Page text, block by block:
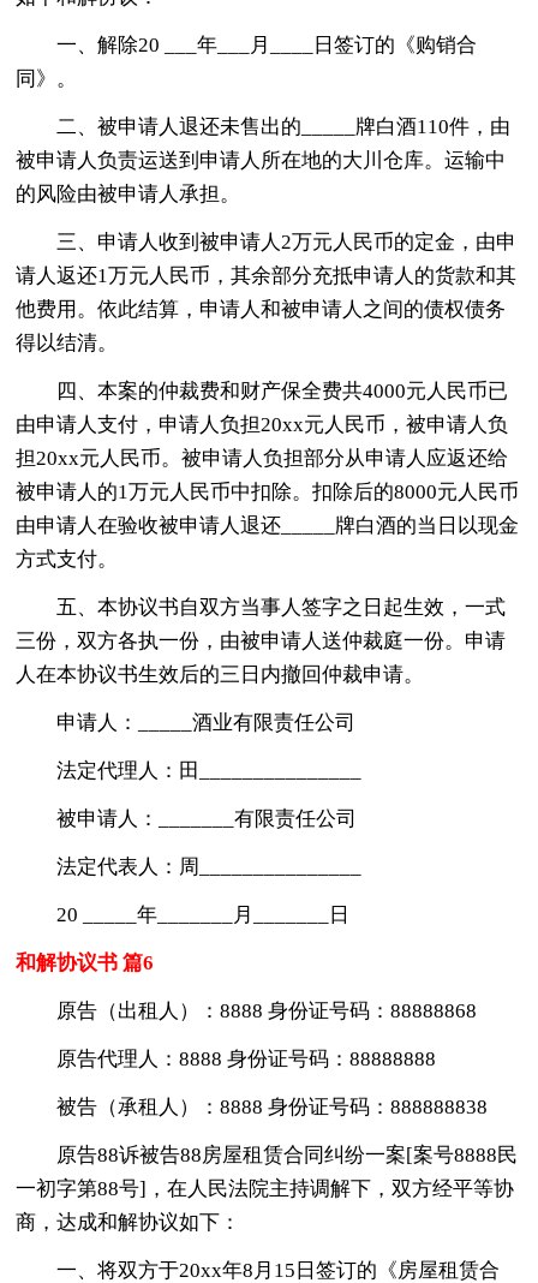
一、解除20 ___年___月____日签订的《购销合
同》。
二、被申请人退还未售出的_____牌白酒110件，由
被申请人负责运送到申请人所在地的大川仓库。运输中
的风险由被申请人承担。
三、申请人收到被申请人2万元人民币的定金，由申
请人返还1万元人民币，其余部分充抵申请人的货款和其
他费用。依此结算，申请人和被申请人之间的债权债务
得以结清。
四、本案的仲裁费和财产保全费共4000元人民币已
由申请人支付，申请人负担20xx元人民币，被申请人负
担20xx元人民币。被申请人负担部分从申请人应返还给
被申请人的1万元人民币中扣除。扣除后的8000元人民币
由申请人在验收被申请人退还_____牌白酒的当日以现金
方式支付。
五、本协议书自双方当事人签字之日起生效，一式
三份，双方各执一份，由被申请人送仲裁庭一份。申请
人在本协议书生效后的三日内撤回仲裁申请。
申请人：_____酒业有限责任公司
法定代理人：田_______________
被申请人：_______有限责任公司
法定代表人：周_______________
20 _____年_______月_______日
和解协议书 篇6
原告（出租人）：8888 身份证号码：88888868
原告代理人：8888 身份证号码：88888888
被告（承租人）：8888 身份证号码：888888838
原告88诉被告88房屋租赁合同纠纷一案[案号8888民
一初字第88号]，在人民法院主持调解下，双方经平等协
商，达成和解协议如下：
一、将双方于20xx年8月15日签订的《房屋租赁合